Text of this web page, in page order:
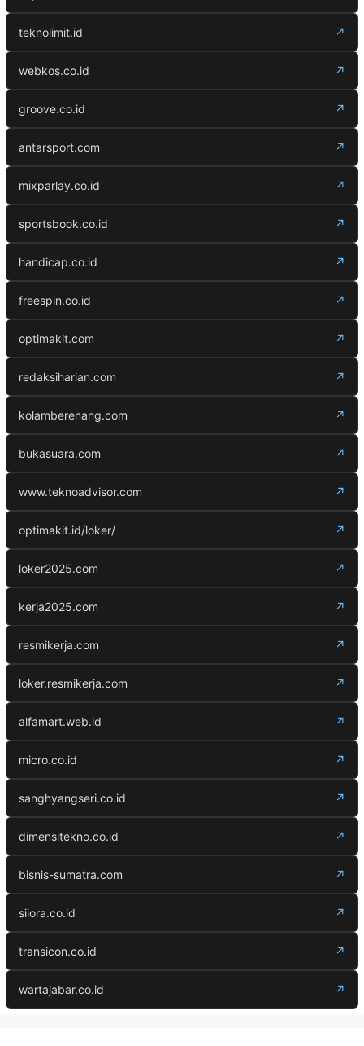
teknolimit.id ↗
webkos.co.id ↗
groove.co.id ↗
antarsport.com ↗
mixparlay.co.id ↗
sportsbook.co.id ↗
handicap.co.id ↗
freespin.co.id ↗
optimakit.com ↗
redaksiharian.com ↗
kolamberenang.com ↗
bukasuara.com ↗
www.teknoadvisor.com ↗
optimakit.id/loker/ ↗
loker2025.com ↗
kerja2025.com ↗
resmikerja.com ↗
loker.resmikerja.com ↗
alfamart.web.id ↗
micro.co.id ↗
sanghyangseri.co.id ↗
dimensitekno.co.id ↗
bisnis-sumatra.com ↗
siiora.co.id ↗
transicon.co.id ↗
wartajabar.co.id ↗